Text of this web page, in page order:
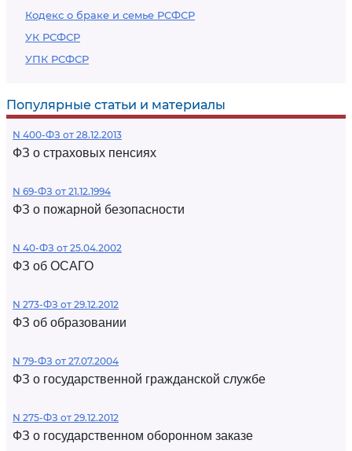
Кодекс о браке и семье РСФСР
УК РСФСР
УПК РСФСР
Популярные статьи и материалы
N 400-ФЗ от 28.12.2013
ФЗ о страховых пенсиях
N 69-ФЗ от 21.12.1994
ФЗ о пожарной безопасности
N 40-ФЗ от 25.04.2002
ФЗ об ОСАГО
N 273-ФЗ от 29.12.2012
ФЗ об образовании
N 79-ФЗ от 27.07.2004
ФЗ о государственной гражданской службе
N 275-ФЗ от 29.12.2012
ФЗ о государственном оборонном заказе